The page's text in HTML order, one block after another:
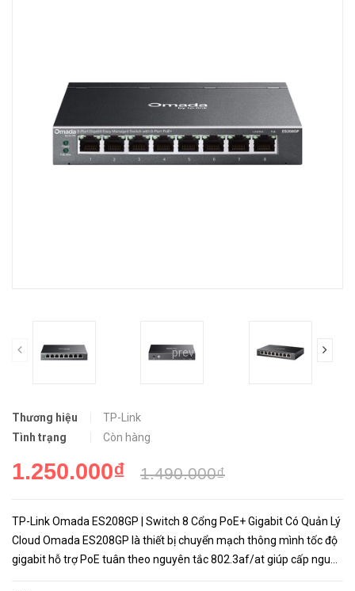
prev
Thương hiệu
TP-Link
Tình trạng
Còn hàng
1.250.000₫ 1.490.000₫
TP-Link Omada ES208GP | Switch 8 Cổng PoE+ Gigabit Có Quản Lý
Cloud Omada ES208GP là thiết bị chuyển mạch thông mình tốc độ
gigabit hỗ trợ PoE tuân theo nguyên tắc 802.3af/at giúp cấp nguồn